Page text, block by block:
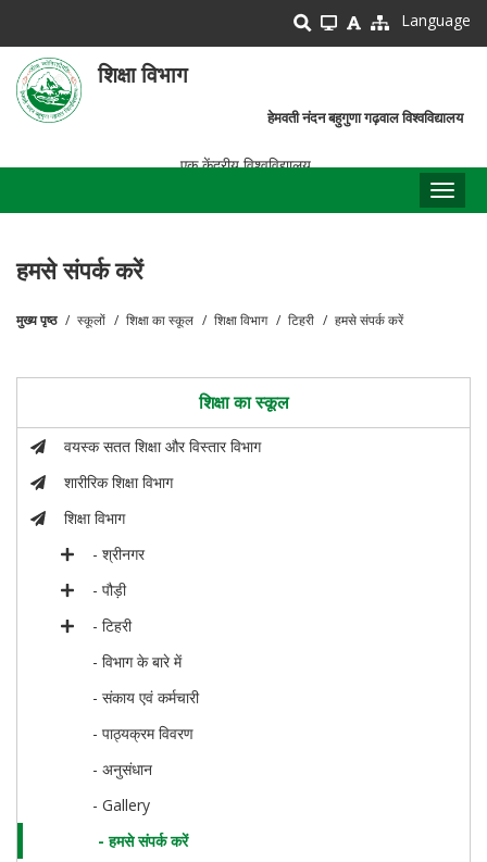
main
content
Language
शिक्षा विभाग
हेमवती नंदन बहुगुणा गढ़वाल विश्वविद्यालय
एक केंद्रीय विश्वविद्यालय
हमसे संपर्क करें
मुख्य पृष्ठ स्कूलों शिक्षा का स्कूल शिक्षा विभाग टिहरी हमसे संपर्क करें
शिक्षा का स्कूल
वयस्क सतत शिक्षा और विस्तार विभाग
शारीरिक शिक्षा विभाग
शिक्षा विभाग
- श्रीनगर
- पौड़ी
- टिहरी
- विभाग के बारे में
- संकाय एवं कर्मचारी
- पाठ्यक्रम विवरण
- अनुसंधान
- Gallery
- हमसे संपर्क करें